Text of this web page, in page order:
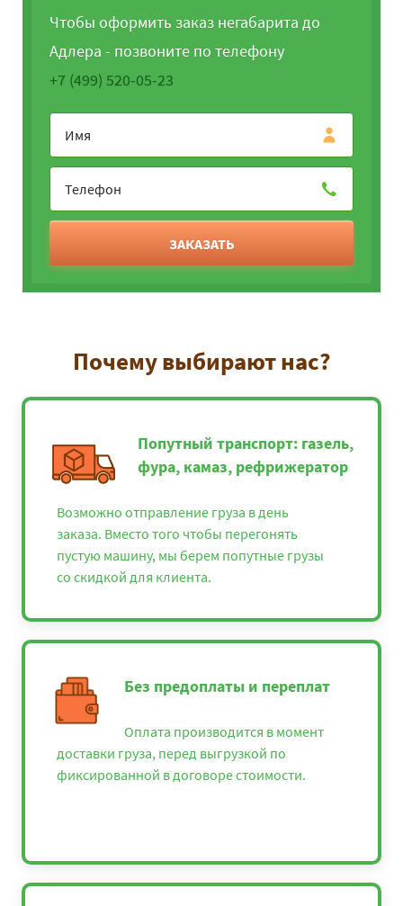
Чтобы оформить заказ негабарита до
Адлера - позвоните по телефону
+7 (499) 520-05-23
ЗАКАЗАТЬ
Почему выбирают нас?
Попутный транспорт: газель,
фура, камаз, рефрижератор
Возможно отправление груза в день
заказа. Вместо того чтобы перегонять
пустую машину, мы берем попутные грузы
со скидкой для клиента.
Без предоплаты и переплат
Оплата производится в момент
доставки груза, перед выгрузкой по
фиксированной в договоре стоимости.